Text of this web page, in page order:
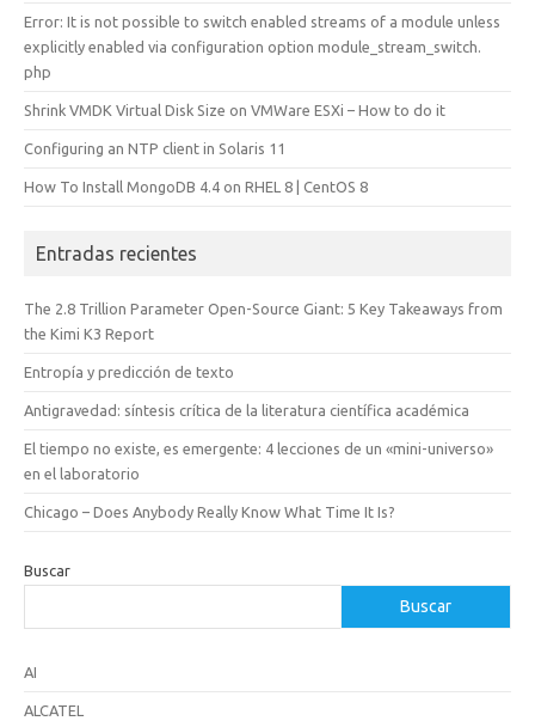
Error: It is not possible to switch enabled streams of a module unless
explicitly enabled via configuration option module_stream_switch.
php
Shrink VMDK Virtual Disk Size on VMWare ESXi – How to do it
Configuring an NTP client in Solaris 11
How To Install MongoDB 4.4 on RHEL 8 | CentOS 8
Entradas recientes
The 2.8 Trillion Parameter Open-Source Giant: 5 Key Takeaways from
the Kimi K3 Report
Entropía y predicción de texto
Antigravedad: síntesis crítica de la literatura científica académica
El tiempo no existe, es emergente: 4 lecciones de un «mini-universo»
en el laboratorio
Chicago – Does Anybody Really Know What Time It Is?
Buscar
Buscar
AI
ALCATEL